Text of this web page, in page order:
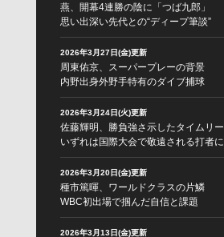
燕、開幕4連勝の陰に「つば九郎」
思い出深い先代との“ディープ筆談”
2026年3月27日(金)更新
周東佑京、スーパープレーの背景
内野出身外野手特有のダイブ捕球
2026年3月24日(火)更新
佐藤輝明、勝負強さ示したタイムリー
いずれは国際大会で敬遠される打者に
2026年3月20日(金)更新
種市篤暉、ワールドクラスの片鱗
WBC初出場で掴んだ自信と課題
2026年3月13日(金)更新